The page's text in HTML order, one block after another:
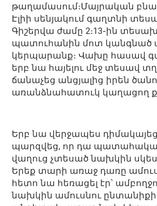
թաղամասում։Մայրական
Էլիի սենյակում գաղտնի
Գիշերվա ժամը 2։13-ին
պատուհանին մոտ կանգնած
կերպարանք։ Վախը հասավ
երբ նա հայելու մեջ տեսավ
ճանաչեց անցյալից իրեն
առանձնահատուկ կաղացող
Երբ նա վերջապես
պարզվեց, որ դա պատահական
վաղուց չտեսած նախկին
Երեք տարի առաջ դառը
հետո նա հեռացել էր՝
նախկին ամուսնու